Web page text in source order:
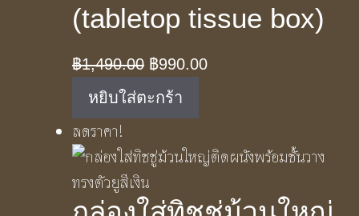
(tabletop tissue box)
฿1,490.00 Original
price
was:
฿990.00Current
หยิบใส่ตะกร้า
ลดราคา!